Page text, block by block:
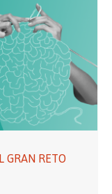
GRAN RETO